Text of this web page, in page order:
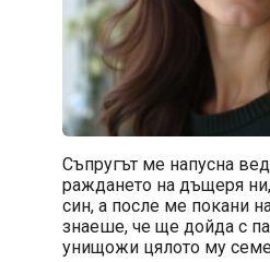
Съпругът ме напусна
раждането на дъщеря
син, а после ме покани
знаеше, че ще дойда с
унищожи цялото му